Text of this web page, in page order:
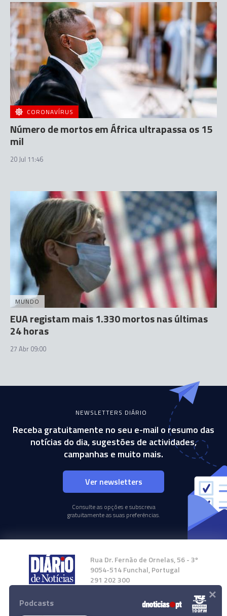
CORONAVÍRUS
Número de mortos em África ultrapassa os 15
mil
20 Jul 11:46
MUNDO
EUA registam mais 1.330 mortos nas últimas
24 horas
27 Abr 09:00
NEWSLETTERS DIÁRIO
Receba gratuitamente no seu e-mail o resumo das
notícias do dia, sugestões de actividades,
campanhas e muito mais.
Ver newsletters
Consulte as opções e subscreva
gratuitamente as suas preferências.
Rua Dr. Fernão de Ornelas, 56 - 3º
9054-514 Funchal, Portugal
291 202 300
Instale a nossa App
Podcasts ×